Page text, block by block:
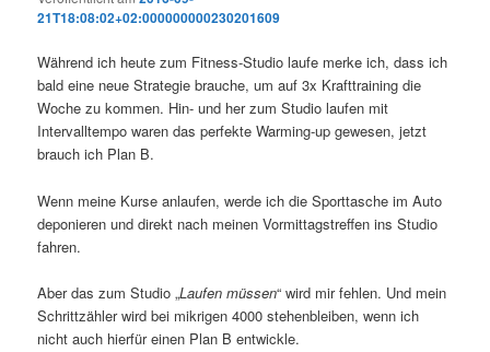
21T18:08:02+02:000000000230201609
Während ich heute zum Fitness-Studio laufe merke ich, dass ich
bald eine neue Strategie brauche, um auf 3x Krafttraining die
Woche zu kommen. Hin- und her zum Studio laufen mit
Intervalltempo waren das perfekte Warming-up gewesen, jetzt
brauch ich Plan B.
Wenn meine Kurse anlaufen, werde ich die Sporttasche im Auto
deponieren und direkt nach meinen Vormittagstreffen ins Studio
fahren.
Aber das zum Studio „Laufen müssen“ wird mir fehlen. Und mein
Schrittzähler wird bei mikrigen 4000 stehenbleiben, wenn ich
nicht auch hierfür einen Plan B entwickle.